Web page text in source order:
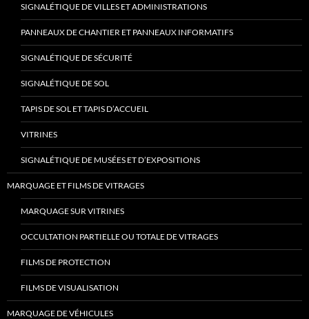
SIGNALÉTIQUE DE VILLES ET ADMINISTRATIONS
PANNEAUX DE CHANTIER ET PANNEAUX INFORMATIFS
SIGNALÉTIQUE DE SÉCURITÉ
SIGNALÉTIQUE DE SOL
TAPIS DE SOL ET TAPIS D’ACCUEIL
VITRINES
SIGNALÉTIQUE DE MUSÉES ET D’EXPOSITIONS
MARQUAGE ET FILMS DE VITRAGES
MARQUAGE SUR VITRINES
OCCULTATION PARTIELLE OU TOTALE DE VITRAGES
FILMS DE PROTECTION
FILMS DE VISUALISATION
MARQUAGE DE VÉHICULES